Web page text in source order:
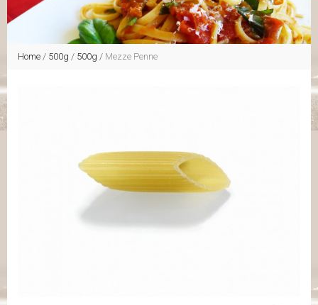
Home / 500g / 500g / Mezze Penne